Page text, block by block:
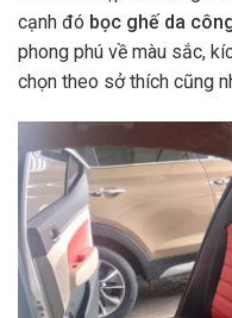
cạnh đó bọc ghế da
phong phú về màu sắc,
chọn theo sở thích cũng